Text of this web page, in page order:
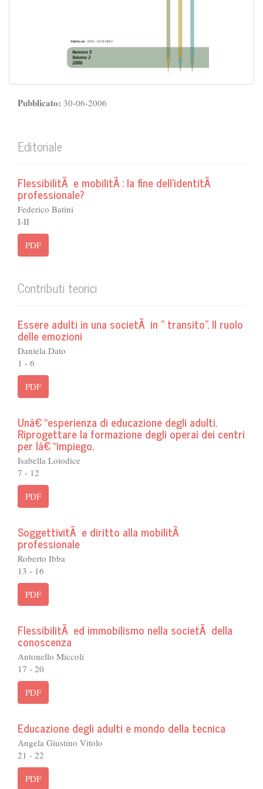
Pubblicato: 30-06-2006
Editoriale
FlessibilitÃ e mobilitÃ : la fine dell'identitÃ
professionale?
Federico Batini
I-II
PDF
Contributi teorici
Essere adulti in una societÃ in " transito". Il ruolo
delle emozioni
Daniela Dato
1 - 6
PDF
Unâ€™esperienza di educazione degli adulti.
Riprogettare la formazione degli operai dei centri
per lâ€™impiego.
Isabella Loiodice
7 - 12
PDF
SoggettivitÃ e diritto alla mobilitÃ
professionale
Roberto Ibba
13 - 16
PDF
FlessibilitÃ ed immobilismo nella societÃ della
conoscenza
Antonello Miccoli
17 - 20
PDF
Educazione degli adulti e mondo della tecnica
Angela Giustino Vitolo
21 - 22
PDF